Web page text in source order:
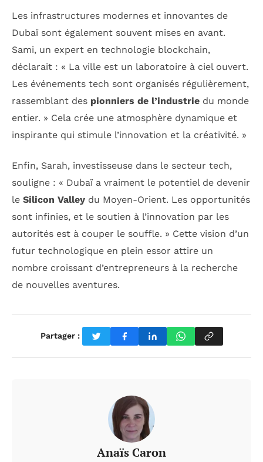
Les infrastructures modernes et innovantes de
Dubaï sont également souvent mises en avant.
Sami, un expert en technologie blockchain,
déclarait : « La ville est un laboratoire à ciel ouvert.
Les événements tech sont organisés régulièrement,
rassemblant des pionniers de l’industrie du monde
entier. » Cela crée une atmosphère dynamique et
inspirante qui stimule l’innovation et la créativité. »
Enfin, Sarah, investisseuse dans le secteur tech,
souligne : « Dubaï a vraiment le potentiel de devenir
le Silicon Valley du Moyen-Orient. Les opportunités
sont infinies, et le soutien à l’innovation par les
autorités est à couper le souffle. » Cette vision d’un
futur technologique en plein essor attire un
nombre croissant d’entrepreneurs à la recherche
de nouvelles aventures.
Partager :
Anaïs Caron